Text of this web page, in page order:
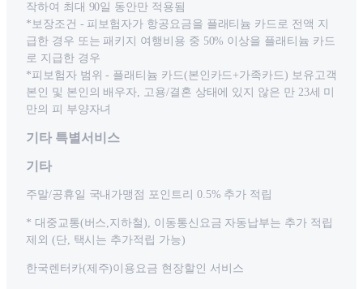
작하여 최대 90일 동안만 적용됨
*보장조건 - 피보험자가 항공요금을 플래티늄 카드로 전액 지
급한 경우 또는 패키지 여행비용 중 50% 이상을 플래티늄 카드
로 지급한 경우
*피보험자 범위 - 플래티늄 카드(본인카드+가족카드) 보유고객
본인 및 본인의 배우자, 고용/결혼 상태에 있지 않은 만 23세 미
만의 피 부양자녀
기타 특별서비스
기타
주말/공휴일 국내가맹점 포인트리 0.5% 추가 적립
* 대중교통(버스,지하철), 이동통신요금 자동납부는 추가 적립
제외 (단, 택시는 추가적립 가능)
한국렌터카(제주)이용요금 현장할인 서비스